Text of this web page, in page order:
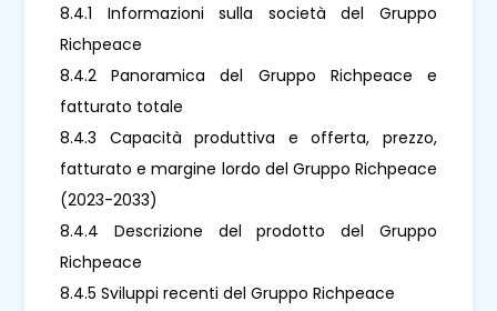
8.4.1 Informazioni sulla società del Gruppo
Richpeace
8.4.2 Panoramica del Gruppo Richpeace e
fatturato totale
8.4.3 Capacità produttiva e offerta, prezzo,
fatturato e margine lordo del Gruppo Richpeace
(2023-2033)
8.4.4 Descrizione del prodotto del Gruppo
Richpeace
8.4.5 Sviluppi recenti del Gruppo Richpeace